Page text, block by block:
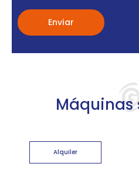
Máquinas
Alquiler